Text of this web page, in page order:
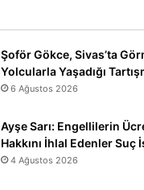
Şoför Gökce, Sivas’ta
Yolcularla Yaşadığı
6 Ağustos 2026
Ayşe Sarı: Engellilerin
Hakkını İhlal Edenler Suç
4 Ağustos 2026